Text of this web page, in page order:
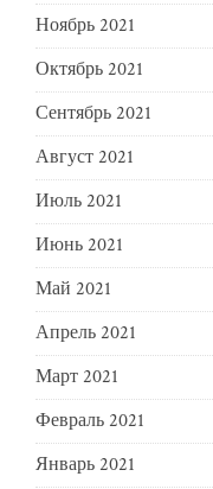
Ноябрь 2021
Октябрь 2021
Сентябрь 2021
Август 2021
Июль 2021
Июнь 2021
Май 2021
Апрель 2021
Март 2021
Февраль 2021
Январь 2021